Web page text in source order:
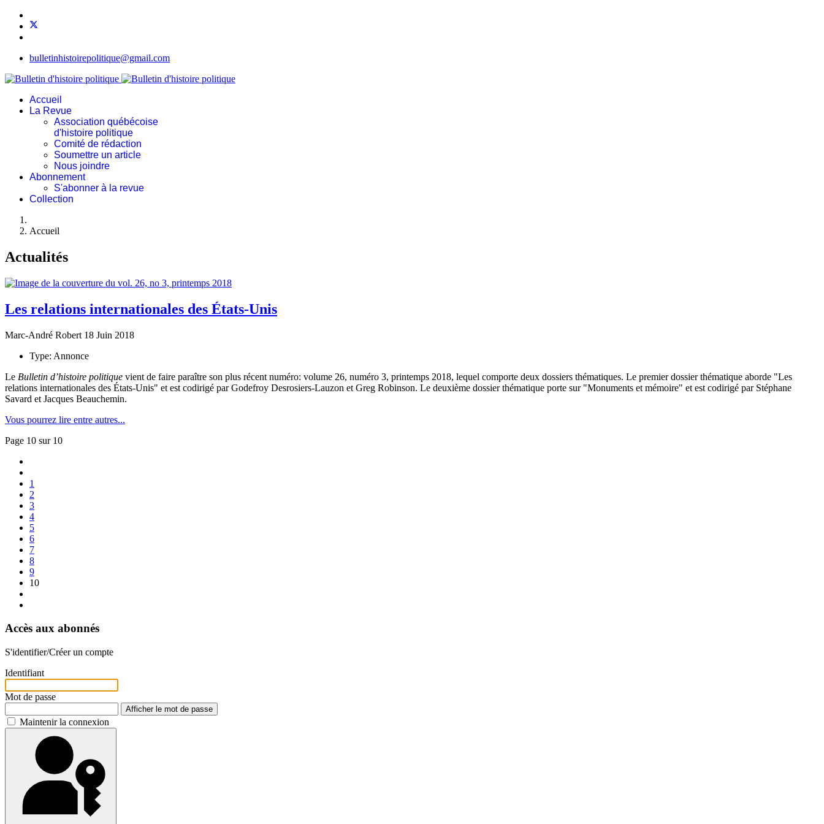
bulletinhistoirepolitique@gmail.com
Accueil
La Revue
Association québécoise
d'histoire politique
Comité de rédaction
Soumettre un article
Nous joindre
Abonnement
S'abonner à la revue
Collection
Accueil
Actualités
Les relations internationales des États-Unis
Marc-André Robert 18 Juin 2018
Type: Annonce
Le Bulletin d’histoire politique vient de faire paraître son plus récent numéro: volume 26, numéro 3, printemps 2018, lequel comporte deux dossiers thématiques. Le premier dossier thématique aborde "Les
relations internationales des États-Unis" et est codirigé par Godefroy Desrosiers-Lauzon et Greg Robinson. Le deuxième dossier thématique porte sur "Monuments et mémoire" et est codirigé par Stéphane
Savard et Jacques Beauchemin.
Vous pourrez lire entre autres...
Page 10 sur 10
1
2
3
4
5
6
7
8
9
10
Accès aux abonnés
S'identifier/Créer un compte
Identifiant
Mot de passe
Afficher le mot de passe
Maintenir la connexion